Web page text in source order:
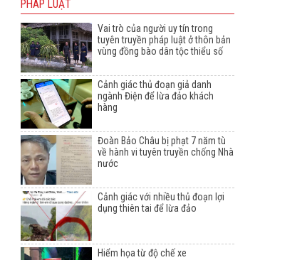
PHÁP LUẬT
Vai trò của người uy tín trong
tuyên truyền pháp luật ở thôn bản
vùng đồng bào dân tộc thiểu số
Cảnh giác thủ đoạn giả danh
ngành Điện để lừa đảo khách
hàng
Đoàn Bảo Châu bị phạt 7 năm tù
về hành vi tuyên truyền chống Nhà
nước
Cảnh giác với nhiều thủ đoạn lợi
dụng thiên tai để lừa đảo
Hiểm họa từ độ chế xe